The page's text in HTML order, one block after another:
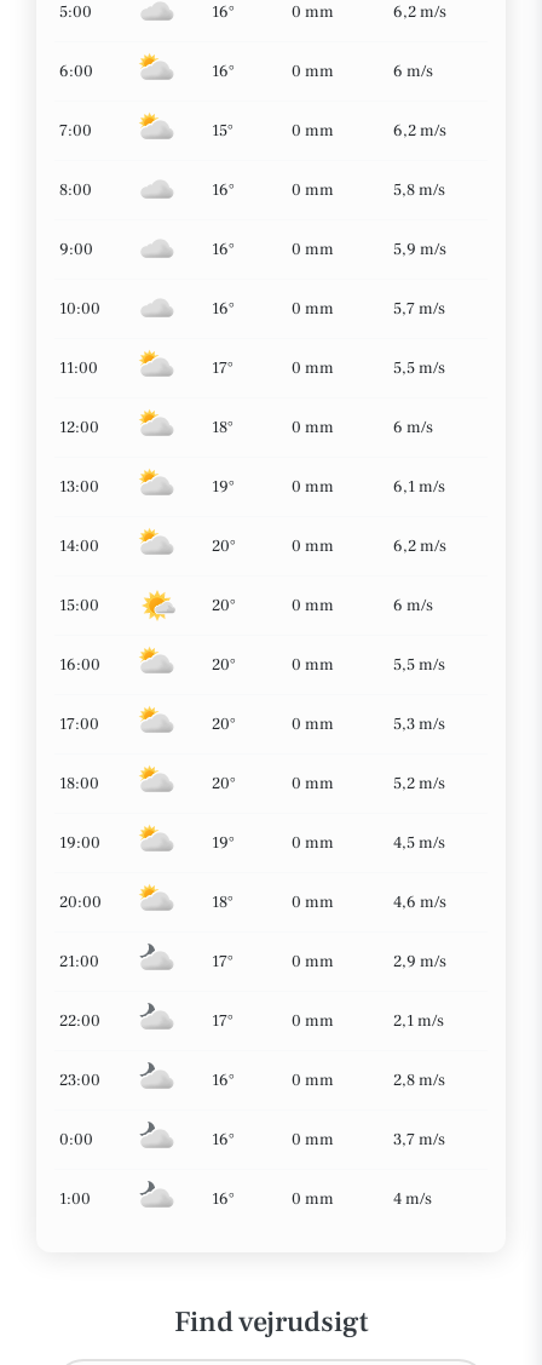
5:00 16° 0 mm 6,2 m/s
6:00 16° 0 mm 6 m/s
7:00 15° 0 mm 6,2 m/s
8:00 16° 0 mm 5,8 m/s
9:00 16° 0 mm 5,9 m/s
10:00 16° 0 mm 5,7 m/s
11:00 17° 0 mm 5,5 m/s
12:00 18° 0 mm 6 m/s
13:00 19° 0 mm 6,1 m/s
14:00 20° 0 mm 6,2 m/s
15:00 20° 0 mm 6 m/s
16:00 20° 0 mm 5,5 m/s
17:00 20° 0 mm 5,3 m/s
18:00 20° 0 mm 5,2 m/s
19:00 19° 0 mm 4,5 m/s
20:00 18° 0 mm 4,6 m/s
21:00 17° 0 mm 2,9 m/s
22:00 17° 0 mm 2,1 m/s
23:00 16° 0 mm 2,8 m/s
0:00 16° 0 mm 3,7 m/s
1:00 16° 0 mm 4 m/s
Find vejrudsigt